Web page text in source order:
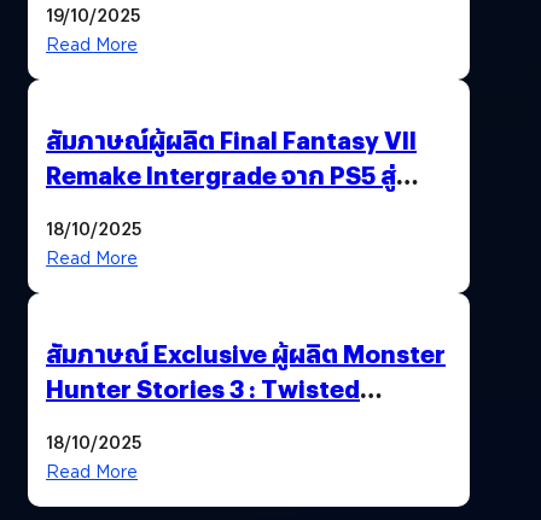
พาณิชย์ร่วมชูความสำเร็จ
19/10/2025
Read More
สัมภาษณ์ผู้ผลิต Final Fantasy VII
Remake Intergrade จาก PS5 สู่
18/10/2025
Read More
สัมภาษณ์ Exclusive ผู้ผลิต Monster
Hunter Stories 3 : Twisted
สวยฉ่ำ !
18/10/2025
Read More